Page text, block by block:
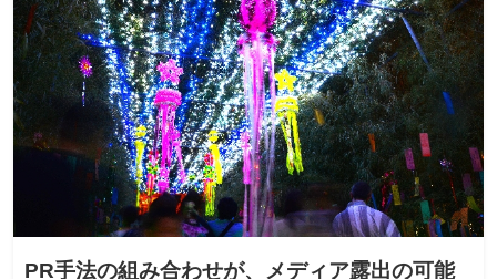
PR手法の組み合わせが、メディア露出の可能